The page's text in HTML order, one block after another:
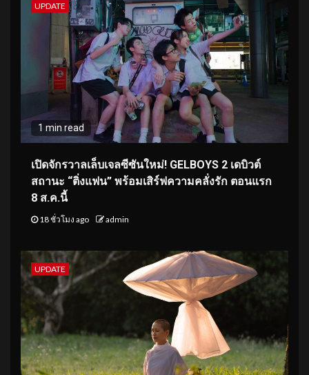
UPDATE
1 min read
เปิดจักรวาลเล็บเจลซีซันใหม่! GELBOYS 2 เดบิวต์
สถานะ “ติ่งแฟน” พร้อมเสิร์ฟความคลั่งรัก ตอนแรก
8 ส.ค.นี้
18 ชั่วโมง ago admin
UPDATE